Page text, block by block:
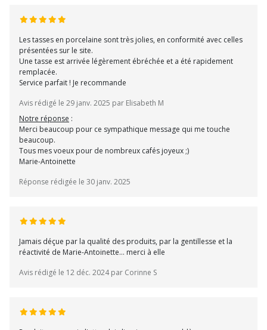
Les tasses en porcelaine sont très jolies, en conformité avec celles
présentées sur le site.
Une tasse est arrivée légèrement ébréchée et a été rapidement
remplacée.
Service parfait ! Je recommande
Avis rédigé le 29 janv. 2025 par Elisabeth M
Notre réponse :
Merci beaucoup pour ce sympathique message qui me touche
beaucoup.
Tous mes voeux pour de nombreux cafés joyeux ;)
Marie-Antoinette
Réponse rédigée le 30 janv. 2025
Jamais déçue par la qualité des produits, par la gentillesse et la
réactivité de Marie-Antoinette… merci à elle
Avis rédigé le 12 déc. 2024 par Corinne S